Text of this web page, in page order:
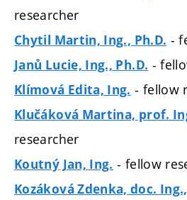
researcher
Chytil Martin, Ing., Ph.D. -
Janů Lucie, Ing., Ph.D. -
Klímová Edita, Ing. - fellow
Klučáková Martina, prof.
researcher
Koutný Jan, Ing. - fellow
Kozáková Zdenka, doc.